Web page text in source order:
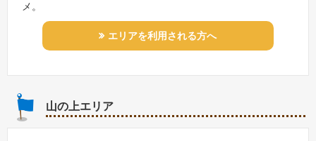
メ。
エリアを利用される方へ
山の上エリア